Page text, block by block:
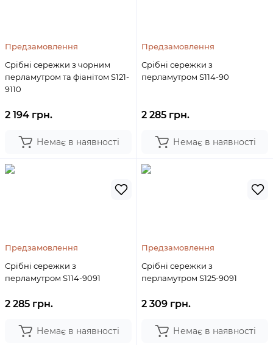
Предзамовлення
Срібні сережки з чорним
перламутром та фіанітом S121-
9110
2 194 грн.
Немає в наявності
Предзамовлення
Срібні сережки з
перламутром S114-90
2 285 грн.
Немає в наявності
Предзамовлення
Срібні сережки з
перламутром S114-9091
2 285 грн.
Немає в наявності
Предзамовлення
Срібні сережки з
перламутром S125-9091
2 309 грн.
Немає в наявності